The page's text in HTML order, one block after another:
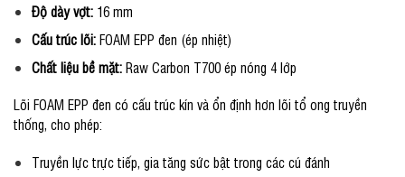
Độ dày vợt:16 mm
Cấu trúc lõi:FOAM EPP đen (ép nhiệt)
Chất liệu bề mặt:Raw Carbon T700 ép nóng 4 lớp
Lõi FOAM EPP đen có cấu trúc kín và ổn định hơn lõi tổ ong truyền
thống, cho phép:
Truyền lực trực tiếp, gia tăng sức bật trong các cú đánh